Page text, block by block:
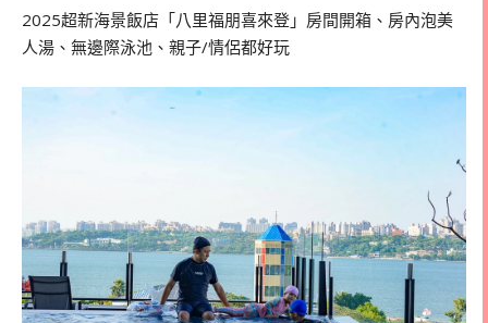
2025超新海景飯店「八里福朋喜來登」房間開箱、房內泡美
人湯、無邊際泳池、親子/情侶都好玩